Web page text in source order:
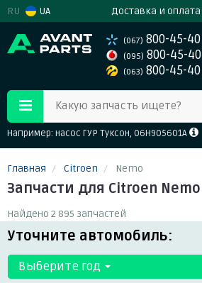
RU UA Доставка и оплата
(067) 800-45-40
(095) 800-45-40
(063) 800-45-40
Какую запчасть ищете?
Например: насос ГУР Туксон, 06H905601A
Главная Citroen Nemo
Запчасти для Citroen Nemo
Найдено 2 895 запчастей
Уточните автомобиль:
Выберите год